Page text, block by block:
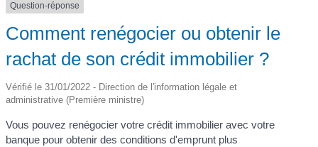
Question-réponse
Comment renégocier ou obtenir le
rachat de son crédit immobilier ?
Vérifié le 31/01/2022 - Direction de l'information légale et
administrative (Première ministre)
Vous pouvez renégocier votre crédit immobilier avec votre
banque pour obtenir des conditions d'emprunt plus